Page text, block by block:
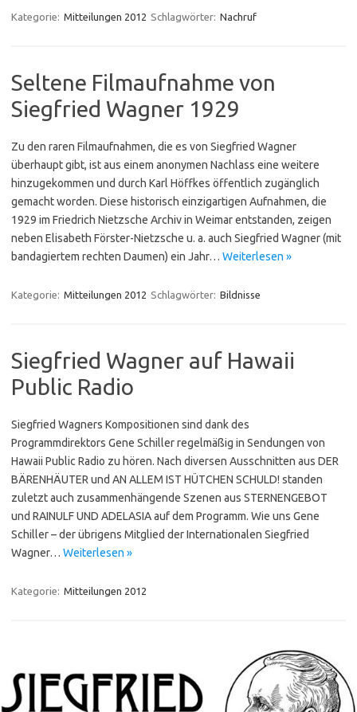
Kategorie: Mitteilungen 2012 Schlagwörter: Nachruf
Seltene Filmaufnahme von
Siegfried Wagner 1929
Zu den raren Filmaufnahmen, die es von Siegfried Wagner
überhaupt gibt, ist aus einem anonymen Nachlass eine weitere
hinzugekommen und durch Karl Höffkes öffentlich zugänglich
gemacht worden. Diese historisch einzigartigen Aufnahmen, die
1929 im Friedrich Nietzsche Archiv in Weimar entstanden, zeigen
neben Elisabeth Förster-Nietzsche u. a. auch Siegfried Wagner (mit
bandagiertem rechten Daumen) ein Jahr… Weiterlesen »
Kategorie: Mitteilungen 2012 Schlagwörter: Bildnisse
Siegfried Wagner auf Hawaii
Public Radio
Siegfried Wagners Kompositionen sind dank des
Programmdirektors Gene Schiller regelmäßig in Sendungen von
Hawaii Public Radio zu hören. Nach diversen Ausschnitten aus DER
BÄRENHÄUTER und AN ALLEM IST HÜTCHEN SCHULD! standen
zuletzt auch zusammenhängende Szenen aus STERNENGEBOT
und RAINULF UND ADELASIA auf dem Programm. Wie uns Gene
Schiller – der übrigens Mitglied der Internationalen Siegfried
Wagner… Weiterlesen »
Kategorie: Mitteilungen 2012